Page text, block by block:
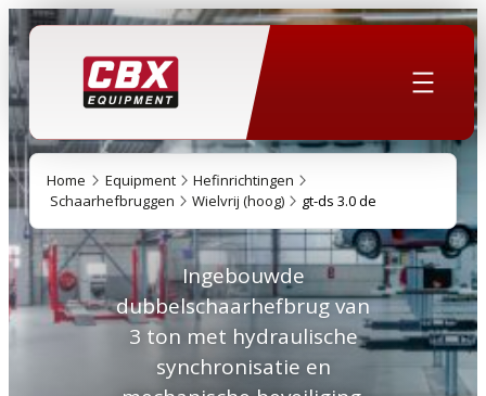
Home Equipment
Hefinrichtingen
Schaarhefbruggen
Wielvrij (hoog) gt-ds 3.0 de
Ingebouwde
dubbelschaarhefbrug van
3 ton met hydraulische
synchronisatie en